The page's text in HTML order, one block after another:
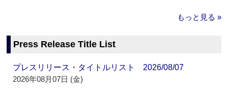
もっと見る »
Press Release Title List
プレスリリース・タイトルリスト 2026/08/07
2026年08月07日 (金)